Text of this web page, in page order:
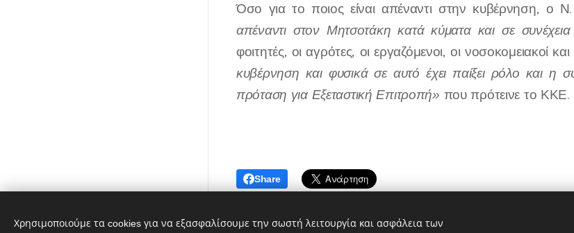
Όσο για το ποιος είναι απέναντι στην κυβέρνηση, ο
απέναντι στον Μητσοτάκη κατά κύματα και σε
φοιτητές, οι αγρότες, οι εργαζόμενοι, οι νοσοκομειακοί
κυβέρνηση και φυσικά σε αυτό έχει παίξει ρόλο και η
πρόταση για Εξεταστική Επιτροπή» που πρότεινε το ΚΚΕ.
Share
2019-2026
Χρησιμοποιούμε τα cookies για να εξασφαλίσουμε την σωστή λειτουργία και ασφάλεια των